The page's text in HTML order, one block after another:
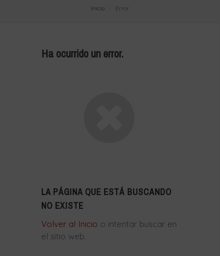
Inicio Error
Ha ocurrido un error.
LA PÁGINA QUE ESTÁ BUSCANDO
NO EXISTE
Volver al Inicio o intentar buscar en
el sitio web.